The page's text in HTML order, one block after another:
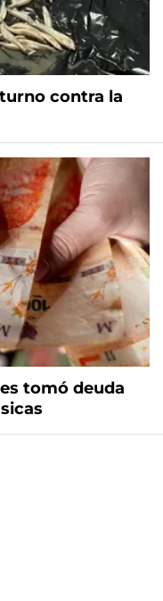
contra la
tomó deuda